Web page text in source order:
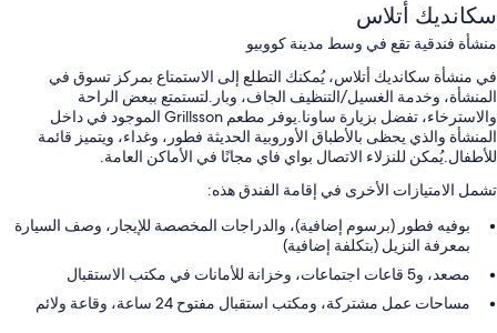
سكانديك أتلاس
منشأة فندقية تقع في وسط مدينة كووبيو
في منشأة سكانديك أتلاس، يُمكنك التطلع إلى الاستمتاع بمركز تسوق في
المنشأة، وخدمة الغسيل/التنظيف الجاف، وبار.لتستمتع ببعض الراحة
والاسترخاء، تفضل بزيارة ساونا.يوفر مطعم Grillsson الموجود في داخل
المنشأة والذي يحظى بالأطباق الأوروبية الحديثة فطور، وغداء، ويتميز قائمة
للأطفال.يُمكن للنزلاء الاتصال بواي فاي مجانًا في الأماكن العامة.
تشمل الامتيازات الأخرى في إقامة الفندق هذه:
بوفيه فطور (برسوم إضافية)، والدراجات المخصصة للإيجار، وصف السيارة
بمعرفة النزيل (بتكلفة إضافية)
مصعد، و5 قاعات اجتماعات، وخزانة للأمانات في مكتب الاستقبال
مساحات عمل مشتركة، ومكتب استقبال مفتوح 24 ساعة، وقاعة ولائم